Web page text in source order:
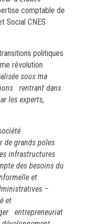
comptable de
Social CNES
politiques
révolution
sous ma
rentrant dans
les experts,
de grands poles
infrastructures
des besoins du
et
–
et
entrepreneuriat